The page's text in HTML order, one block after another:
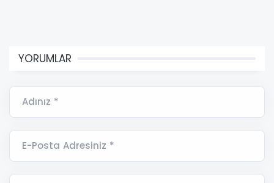
YORUMLAR
Adınız *
E-Posta Adresiniz *